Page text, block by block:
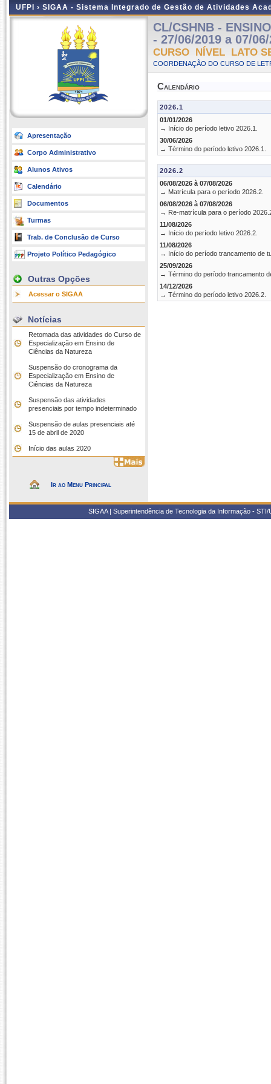
UFPI › SIGAA - Sistema Integrado de Gestão de Atividades
Apresentação
Corpo Administrativo
Alunos Ativos
Calendário
Documentos
Turmas
Trab. de Conclusão de Curso
Projeto Político Pedagógico
Outras Opções
Acessar o SIGAA
Notícias
Retomada das atividades do Curso de
Especialização em Ensino de
Ciências da Natureza
Suspensão do cronograma da
Especialização em Ensino de
Ciências da Natureza
Suspensão das atividades
presenciais por tempo indeterminado
Suspensão de aulas presenciais até
15 de abril de 2020
Início das aulas 2020
Ir ao Menu Principal
CL/CSHNB -
- 27/06/2019 a 07/
CURSO NÍVEL LATO
COORDENAÇÃO DO CURSO DE
Calendário
2026.1
01/01/2026
→ Início do período letivo 2026.1.
30/06/2026
→ Término do período letivo 2026.1.
2026.2
06/08/2026 à 07/08/2026
→ Matrícula para o período 2026.2.
06/08/2026 à 07/08/2026
→ Re-matrícula para o período
11/08/2026
→ Início do período letivo 2026.2.
11/08/2026
→ Início do período trancamento de
25/09/2026
→ Término do período trancamento
14/12/2026
→ Término do período letivo 2026.2.
SIGAA | Superintendência de Tecnologia da Informação -